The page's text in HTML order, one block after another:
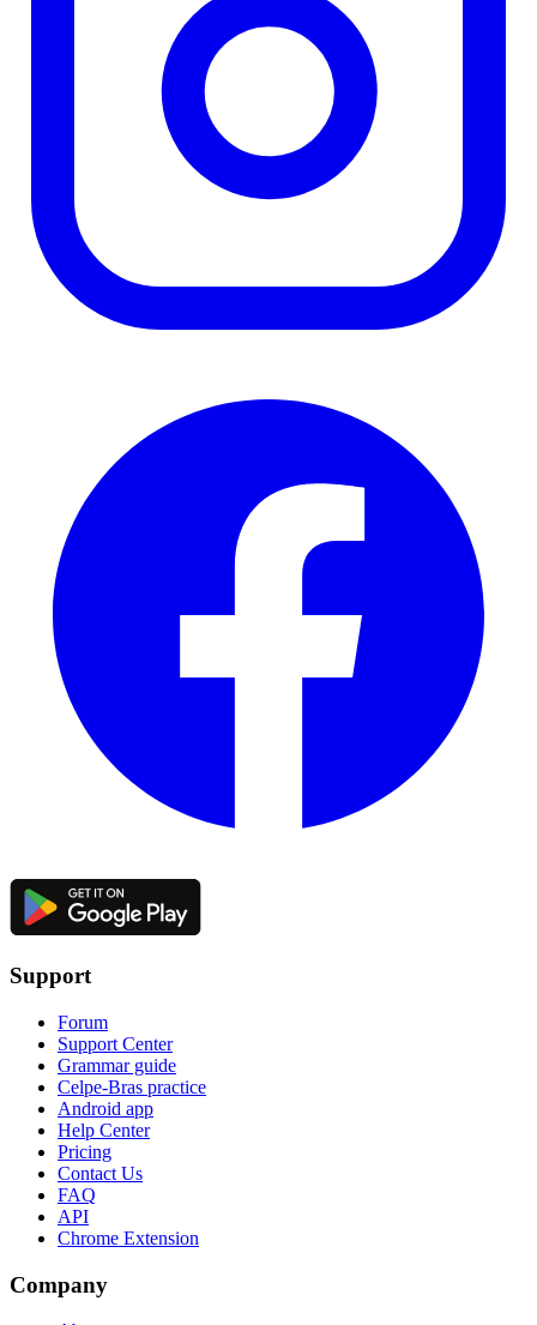
Support
Forum
Support Center
Grammar guide
Celpe-Bras practice
Android app
Help Center
Pricing
Contact Us
FAQ
API
Chrome Extension
Company